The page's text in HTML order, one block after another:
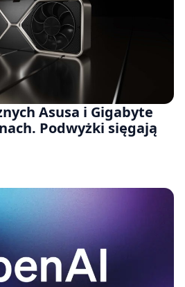
Asusa i Gigabyte
Podwyżki sięgają